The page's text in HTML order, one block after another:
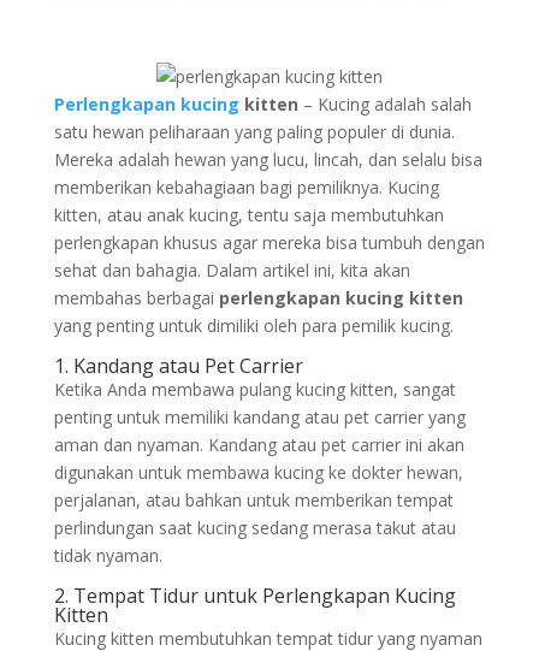
Perlengkapan kucing kitten – Kucing adalah salah
satu hewan peliharaan yang paling populer di dunia.
Mereka adalah hewan yang lucu, lincah, dan selalu bisa
memberikan kebahagiaan bagi pemiliknya. Kucing
kitten, atau anak kucing, tentu saja membutuhkan
perlengkapan khusus agar mereka bisa tumbuh dengan
sehat dan bahagia. Dalam artikel ini, kita akan
membahas berbagai perlengkapan kucing kitten
yang penting untuk dimiliki oleh para pemilik kucing.
1. Kandang atau Pet Carrier
Ketika Anda membawa pulang kucing kitten, sangat
penting untuk memiliki kandang atau pet carrier yang
aman dan nyaman. Kandang atau pet carrier ini akan
digunakan untuk membawa kucing ke dokter hewan,
perjalanan, atau bahkan untuk memberikan tempat
perlindungan saat kucing sedang merasa takut atau
tidak nyaman.
2. Tempat Tidur untuk Perlengkapan Kucing
Kitten
Kucing kitten membutuhkan tempat tidur yang nyaman